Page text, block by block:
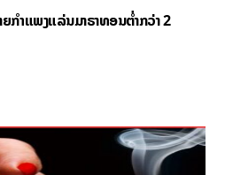
ກຳແພງແລ່ນມາຣາທອນຕ່ຳກວ່າ 2